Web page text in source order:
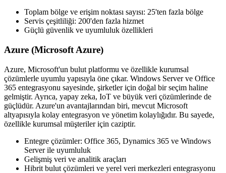
Toplam bölge ve erişim noktası sayısı: 25'ten fazla bölge
Servis çeşitliliği: 200'den fazla hizmet
Güçlü güvenlik ve uyumluluk özellikleri
Azure (Microsoft Azure)
Azure, Microsoft'un bulut platformu ve özellikle kurumsal
çözümlerle uyumlu yapısıyla öne çıkar. Windows Server ve Office
365 entegrasyonu sayesinde, şirketler için doğal bir seçim haline
gelmiştir. Ayrıca, yapay zeka, IoT ve büyük veri çözümlerinde de
güçlüdür. Azure'un avantajlarından biri, mevcut Microsoft
altyapısıyla kolay entegrasyon ve yönetim kolaylığıdır. Bu sayede,
özellikle kurumsal müşteriler için caziptir.
Entegre çözümler: Office 365, Dynamics 365 ve Windows
Server ile uyumluluk
Gelişmiş veri ve analitik araçları
Hibrit bulut çözümleri ve yerel veri merkezleri entegrasyonu